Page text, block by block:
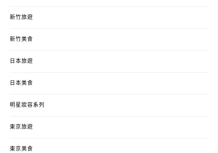
新竹旅遊
新竹美食
日本旅遊
日本美食
明星妝容系列
東京旅遊
東京美食